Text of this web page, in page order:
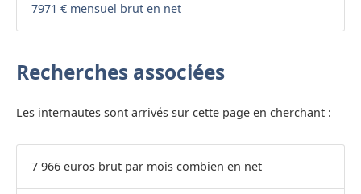
7971 € mensuel brut en net
Recherches associées
Les internautes sont arrivés sur cette page en cherchant :
7 966 euros brut par mois combien en net